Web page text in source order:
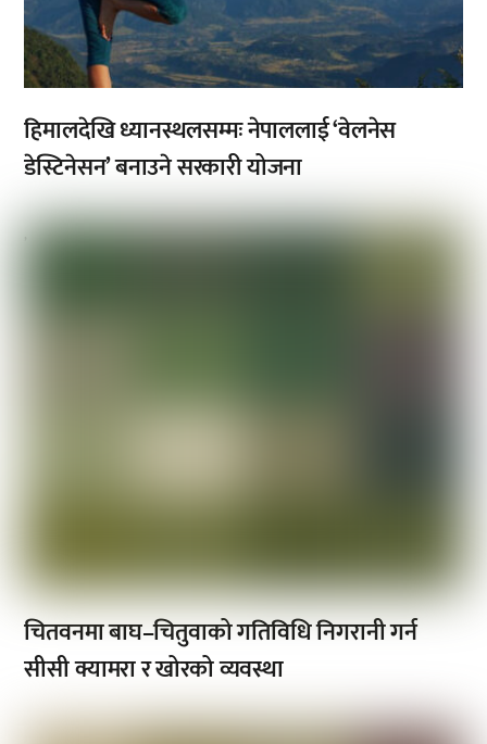
हिमालदेखि ध्यानस्थलसम्मः नेपाललाई ‘वेलनेस
डेस्टिनेसन’ बनाउने सरकारी योजना
,
चितवनमा बाघ–चितुवाको गतिविधि निगरानी गर्न
सीसी क्यामरा र खोरको व्यवस्था